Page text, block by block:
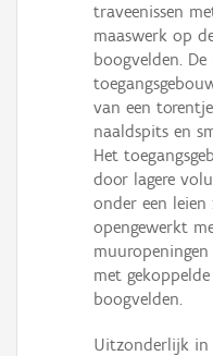
traveenissen
maaswerk op
boogvelden.
van een
naaldspits en
Het
door lagere
onder een leien
opengewerkt
met
boogvelden.
Uitzonderlijk in